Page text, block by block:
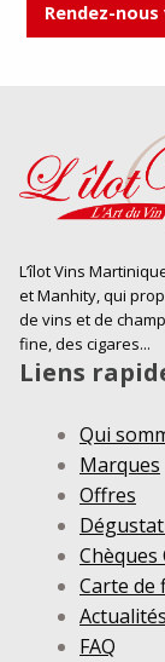
Rendez-
L’îlot Vins
et Manhity, qui
de vins et de
fine, des cigares...
Liens
Qui
Marques
Offres
Chèques
Carte de
Actualités
FAQ